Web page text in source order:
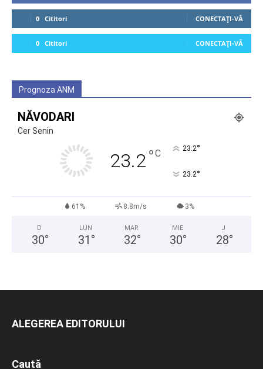
0 Cititori CONECTAȚI-VĂ
0 Cititori CONECTAȚI-VĂ
Prognoza ANM
NĂVODARI
Cer Senin
23.2°C 23.2°
23.2°
61% 8.8m/s 3%
D
30°
LUN
31 °
MAR
32°
MIE
30°
J
28°
ALEGEREA EDITORULUI
Caută